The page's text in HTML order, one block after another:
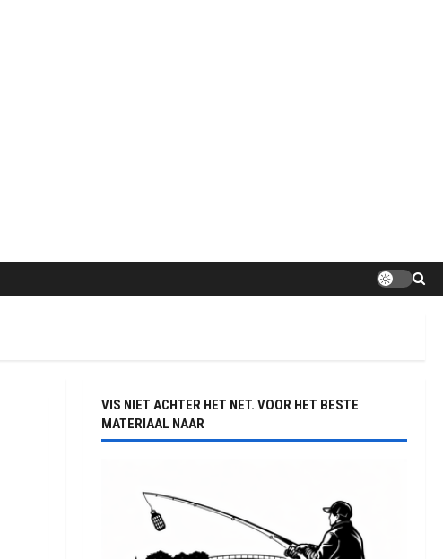
VIS NIET ACHTER HET NET. VOOR HET BESTE
MATERIAAL NAAR